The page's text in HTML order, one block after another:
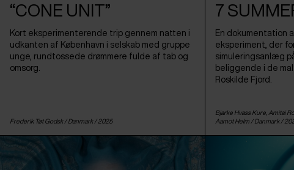
“CONE UNIT”
Kort eksperimenterende trip gennem natten i
udkanten af København i selskab med gruppe
unge, rundtossede drømmere fulde af tab og
omsorg.
Frederik Tøt Godsk / Danmark/ 2025
7
En dokumentation
eksperiment, der
simuleringsanlæg
beliggende i de
Roskilde Fjord.
Bjarke Hvass Kure, Amitai
Aamot Helm / Danmark/